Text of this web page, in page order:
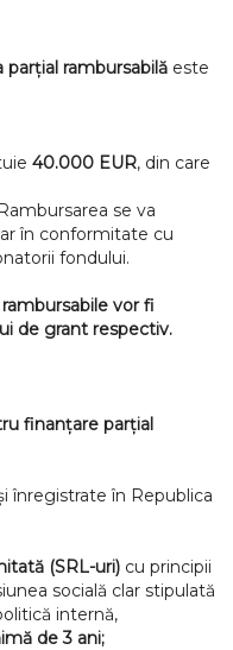
parțial rambursabilă este
40.000 EUR, din care
se va
în conformitate cu
fondului.
vor fi
de grant respectiv.
finanțare parțial
înregistrate în Republica
(SRL-uri) cu principii
socială clar stipulată
internă,
de 3 ani;